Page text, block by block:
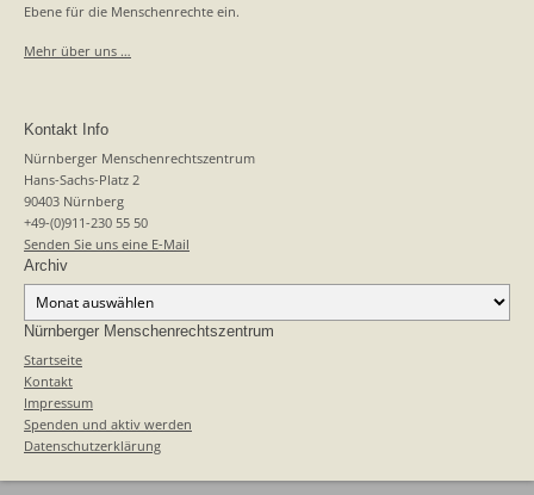
Ebene für die Menschenrechte ein.
Mehr über uns …
Kontakt Info
Nürnberger Menschenrechtszentrum
Hans-Sachs-Platz 2
90403 Nürnberg
+49-(0)911-230 55 50
Senden Sie uns eine E-Mail
Archiv
Nürnberger Menschenrechtszentrum
Startseite
Kontakt
Impressum
Spenden und aktiv werden
Datenschutzerklärung